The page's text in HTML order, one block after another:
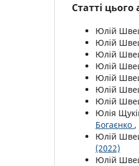
Статті
Юлій
Юлій
Юлій
Юлій
Юлій
Юлій
Юлій
Юлія
Богаєнко ,
Юлій
(2022)
Юлій